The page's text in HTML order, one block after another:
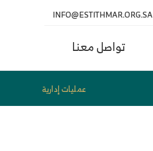
INFO@ESTITHMAR.ORG.SA
تواصل معنا
عمليات إدارية